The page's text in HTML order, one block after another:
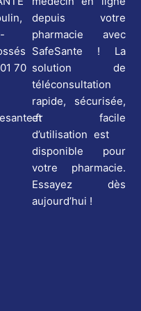
depuis votre
pharmacie avec
SafeSante ! La
solution de
téléconsultation
rapide, sécurisée,
et facile
d’utilisation est
disponible pour
votre pharmacie.
Essayez dès
aujourd’hui !
70